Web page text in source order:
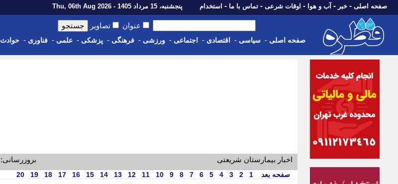
صفحه اصلی - خبر - آب و هوا - اوقات شرعی - تماس با ما - استخدام پنجشنبه، 15 مرداد 1405 - Thu, 06th Aug 2026
عنوان تصاویر
صفحه اصلی - سیاسی - اقتصادی - اجتماعی - ورزشی - فرهنگی - پزشکی - علمی - فناوری - حوادث
اخبار بیمارستان شریعتی بروزرسانی: 19:16
صفحه بعد 1
2
3
4
5
6
7
8
9
10
11
12
13
14
15
16
17
18
19
20